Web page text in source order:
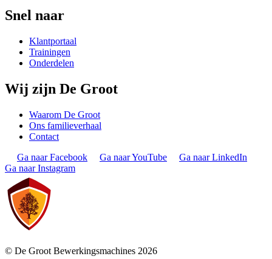
Snel naar
Klantportaal
Trainingen
Onderdelen
Wij zijn De Groot
Waarom De Groot
Ons familieverhaal
Contact
Ga naar Facebook
Ga naar YouTube
Ga naar LinkedIn
Ga naar Instagram
© De Groot Bewerkingsmachines 2026